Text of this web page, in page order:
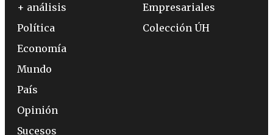
+ análisis
Política
Economía
Mundo
País
Opinión
Sucesos
Empresariales
Colección ÚH